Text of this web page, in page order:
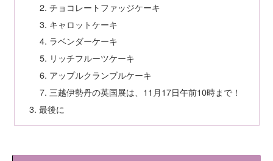
チョコレートファッジケーキ
キャロットケーキ
ラベンダーケーキ
リッチフルーツケーキ
アップルクランブルケーキ
三越伊勢丹の英国展は、11月17日午前10時まで！
最後に